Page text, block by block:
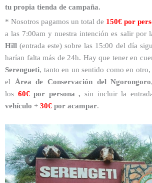
tu propia tienda de campaña.
* Nosotros pagamos un total de 150€ por
a las 7:00am y nuestra intención es salir por
Hill(entrada este) sobre las 15:00 del día
harían falta más de 24h. Hay que tener en
Serengueti, tanto en un sentido como en otro,
el Área de Conservación del Ngorongoro
los 60€por persona , sin incluir la
vehículo + 30€ por acampar.